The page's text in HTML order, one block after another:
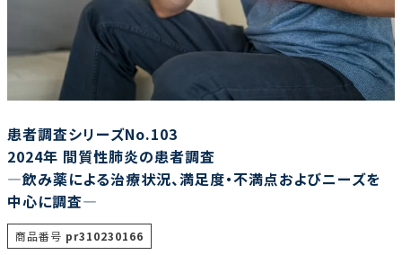
調査の種類で選ぶ
患者調査シリーズNo.103
2024年 間質性肺炎の患者調査
―飲み薬による治療状況、満足度・不満点およびニーズを
中心に調査―
商品番号 pr310230166